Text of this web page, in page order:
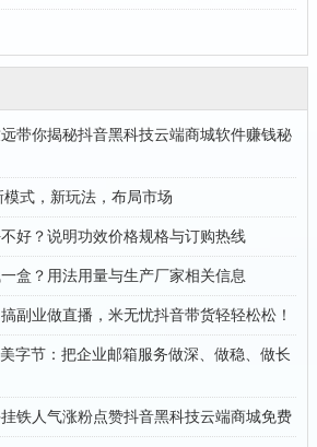
带你揭秘抖音黑科技云端商城软件赚钱秘
式，新玩法，布局市场
好？说明功效价格规格与订购热线
盒？用法用量与生产厂家相关信息
副业做直播，米无忧抖音带货轻轻松松！
字节：把企业邮箱服务做深、做稳、做长
铁人气涨粉点赞抖音黑科技云端商城免费